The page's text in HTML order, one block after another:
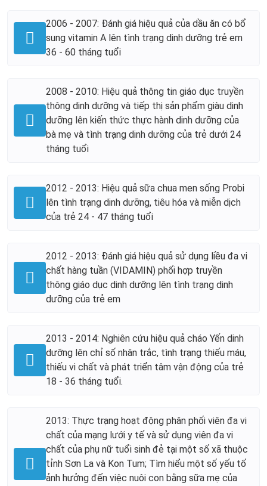
2006 - 2007: Đánh giá hiệu quả của dầu ăn có bổ
sung vitamin A lên tình trạng dinh dưỡng trẻ em
36 - 60 tháng tuổi
2008 - 2010: Hiệu quả thông tin giáo dục truyền
thông dinh dưỡng và tiếp thị sản phẩm giàu dinh
dưỡng lên kiến thức thực hành dinh dưỡng của
bà mẹ và tình trạng dinh dưỡng của trẻ dưới 24
tháng tuổi
2012 - 2013: Hiệu quả sữa chua men sống Probi
lên tình trạng dinh dưỡng, tiêu hóa và miễn dịch
của trẻ 24 - 47 tháng tuổi
2012 - 2013: Đánh giá hiệu quả sử dụng liều đa vi
chất hàng tuần (VIDAMIN) phối hợp truyền
thông giáo dục dinh dưỡng lên tình trạng dinh
dưỡng của trẻ em
2013 - 2014: Nghiên cứu hiệu quả cháo Yến dinh
dưỡng lên chỉ số nhân trắc, tình trạng thiếu máu,
thiếu vi chất và phát triển tâm vận động của trẻ
18 - 36 tháng tuổi.
2013: Thực trạng hoạt động phân phối viên đa vi
chất của mạng lưới y tế và sử dụng viên đa vi
chất của phụ nữ tuổi sinh đẻ tại một số xã thuộc
tỉnh Sơn La và Kon Tum; Tìm hiểu một số yếu tố
ảnh hưởng đến việc nuôi con bằng sữa mẹ của